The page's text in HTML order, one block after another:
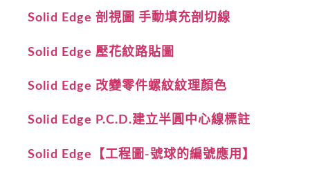
Solid Edge 剖視圖 手動填充剖切線
Solid Edge 壓花紋路貼圖
Solid Edge 改變零件螺紋紋理顏色
Solid Edge P.C.D.建立半圓中心線標註
Solid Edge【工程圖-號球的編號應用】